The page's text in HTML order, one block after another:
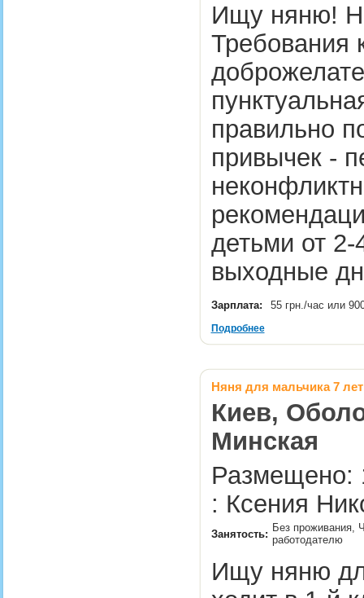
Ищу няню!
Требования
правильно
привычек -
детьми от
выходные
Зарплата: 55 грн./час или
Подробнее
Няня для мальчика 7 лет
Киев,
Минская
Размещено:
: Ксения
Занятость:
Без проживания,
работодателю
Ищу няню